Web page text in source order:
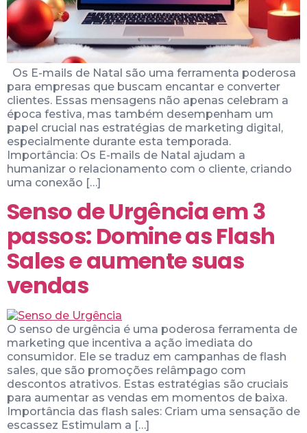
Os E-mails de Natal são uma ferramenta poderosa
para empresas que buscam encantar e converter
clientes. Essas mensagens não apenas celebram a
época festiva, mas também desempenham um
papel crucial nas estratégias de marketing digital,
especialmente durante esta temporada.
Importância: Os E-mails de Natal ajudam a
humanizar o relacionamento com o cliente, criando
uma conexão […]
Senso de Urgência em 3
passos: Domine as Flash
Sales e aumente suas
vendas
O senso de urgência é uma poderosa ferramenta de
marketing que incentiva a ação imediata do
consumidor. Ele se traduz em campanhas de flash
sales, que são promoções relâmpago com
descontos atrativos. Estas estratégias são cruciais
para aumentar as vendas em momentos de baixa.
Importância das flash sales: Criam uma sensação de
escassez Estimulam a […]